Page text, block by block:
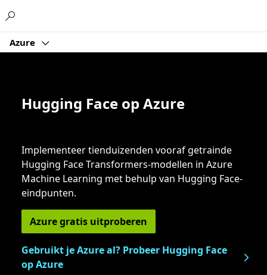
Azure
Hugging Face op Azure
Implementeer tienduizenden vooraf getrainde
Hugging Face Transformers-modellen in Azure
Machine Learning met behulp van Hugging Face-
eindpunten.
Azure gratis uitproberen
Gebruikt je Azure al? Probeer Hugging Face
op Azure